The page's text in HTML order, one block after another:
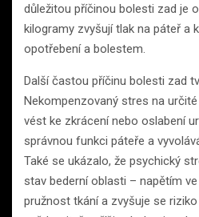
důležitou příčinou bolesti zad je
kilogramy zvyšují tlak na páteř a
opotřebení a bolestem.
Další častou příčinu bolesti zad
Nekompenzovaný stres na
vést ke zkrácení nebo oslabení
správnou funkci páteře a
Také se ukázalo, že psychický
stav bederní oblasti – napětím
pružnost tkání a zvyšuje se